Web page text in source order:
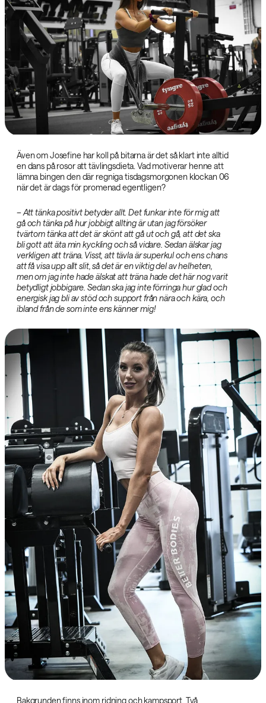
Även om Josefine har koll på bitarna är det så klart inte alltid
en dans på rosor att tävlingsdieta. Vad motiverar henne att
lämna bingen den där regniga tisdagsmorgonen klockan 06
när det är dags för promenad egentligen?
– Att tänka positivt betyder allt. Det funkar inte för mig att
gå och tänka på hur jobbigt allting är utan jag försöker
tvärtom tänka att det är skönt att gå ut och gå, att det ska
bli gott att äta min kyckling och så vidare. Sedan älskar jag
verkligen att träna. Visst, att tävla är superkul och ens chans
att få visa upp allt slit, så det är en viktig del av helheten,
men om jag inte hade älskat att träna hade det här nog varit
betydligt jobbigare. Sedan ska jag inte förringa hur glad och
energisk jag bli av stöd och support från nära och kära, och
ibland från de som inte ens känner mig!
Bakgrunden finns inom ridning och kampsport. Två